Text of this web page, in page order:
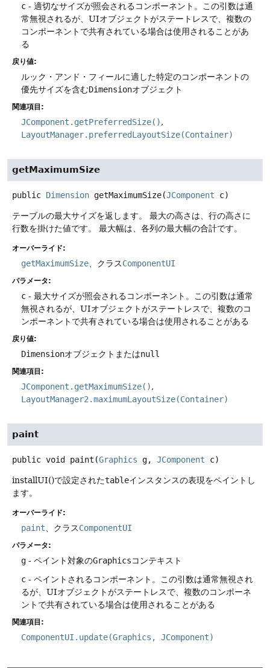
c - 適切なサイズが照会されるコンポーネント。この引数は通
常無視されるが、UIオブジェクトがステートレスで、複数の
コンポーネントで共有されている場合は使用されることがあ
る
戻り値:
ルック・アンド・フィールに適した特定のコンポーネントの
優先サイズを含むDimensionオブジェクト
関連項目:
JComponent.getPreferredSize()
LayoutManager.preferredLayoutSize(Container)
getMaximumSize
public Dimension getMaximumSize(JComponent c)
テーブルの最大サイズを返します。
最大の高さは、行の高さに
行数を掛けた値です。
最大幅は、各列の最大幅の合計です。
オーバーライド:
getMaximumSize 、クラスComponentUI
パラメータ:
c - 最大サイズが照会されるコンポーネント。この引数は通常
無視されるが、UIオブジェクトがステートレスで、複数のコ
ンポーネントで共有されている場合は使用されることがある
戻り値:
Dimensionオブジェクトまたはnull
関連項目:
JComponent.getMaximumSize()
LayoutManager2.maximumLayoutSize(Container)
paint
public void paint (Graphics g, JComponent c)
installUI()で設定されたtableインスタンスの表現をペイントし
ます。
オーバーライド:
paint、クラスComponentUI
パラメータ:
g - ペイント対象のGraphicsコンテキスト
c - ペイントされるコンポーネント。この引数は通常無視され
るが、UIオブジェクトがステートレスで、複数のコンポーネ
ントで共有されている場合は使用されることがある
関連項目:
ComponentUI.update(Graphics, JComponent)